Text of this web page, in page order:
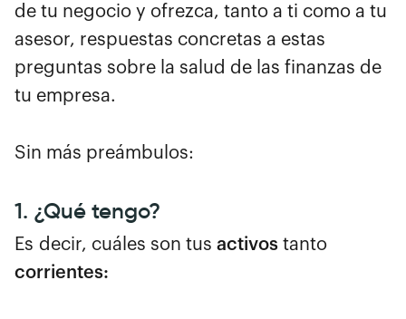
de tu negocio y ofrezca, tanto a ti como a tu
asesor, respuestas concretas a estas
preguntas sobre la salud de las finanzas de
tu empresa.
Sin más preámbulos:
1. ¿Qué tengo?
Es decir, cuáles son tus activos tanto
corrientes: